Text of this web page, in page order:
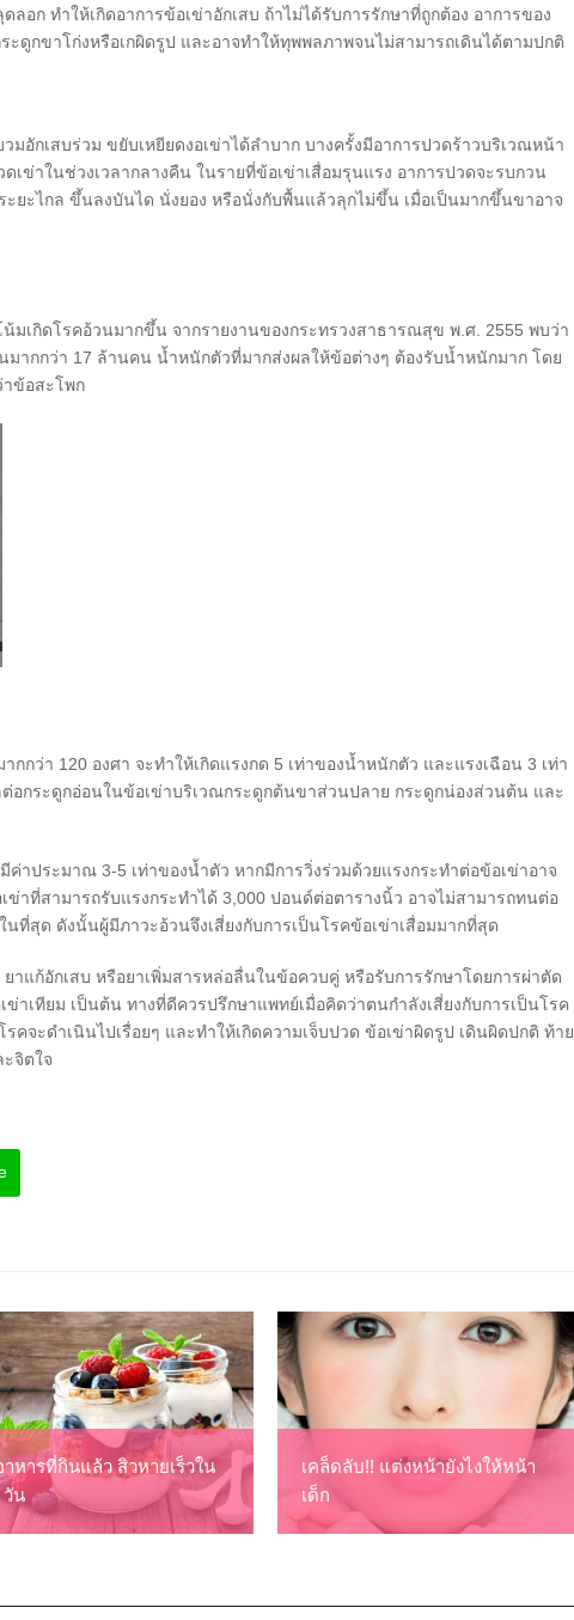
ลอก ทำให้เกิดอาการข้อเข่าอักเสบ ถ้าไม่ได้รับการรักษาที่ถูกต้อง อาการของ
ดูกขาโก่งหรือเกผิดรูป และอาจทำให้ทุพพลภาพจนไม่สามารถเดินได้ตามปกติ
สบร่วม ขยับเหยียดงอเข่าได้ลำบาก บางครั้งมีอาการปวดร้าวบริเวณหน้า
ข่าในช่วงเวลากลางคืน ในรายที่ข้อเข่าเสื่อมรุนแรง อาการปวดจะรบกวน
ยะไกล ขึ้นลงบันได นั่งยอง หรือนั่งกับพื้นแล้วลุกไม่ขึ้น เมื่อเป็นมากขึ้นขาอาจ
เกิดโรคอ้วนมากขึ้น จากรายงานของกระทรวงสาธารณสุข พ.ศ. 2555 พบว่า
ากกว่า 17 ล้านคน น้ำหนักตัวที่มากส่งผลให้ข้อต่างๆ ต้องรับน้ำหนักมาก โดย
าข้อสะโพก
กว่า 120 องศา จะทำให้เกิดแรงกด 5 เท่าของน้ำหนักตัว และแรงเฉือน 3 เท่า
อกระดูกอ่อนในข้อเข่าบริเวณกระดูกต้นขาส่วนปลาย กระดูกน่องส่วนต้น และ
ะมาณ 3-5 เท่าของน้ำตัว หากมีการวิ่งร่วมด้วยแรงกระทำต่อข้อเข่าอาจ
ข่าที่สามารถรับแรงกระทำได้ 3,000 ปอนด์ต่อตารางนิ้ว อาจไม่สามารถทนต่อ
นที่สุด ดังนั้นผู้มีภาวะอ้วนจึงเสี่ยงกับการเป็นโรคข้อเข่าเสื่อมมากที่สุด
อักเสบ หรือยาเพิ่มสารหล่อลื่นในข้อควบคู่ หรือรับการรักษาโดยการผ่าตัด
าเทียม เป็นต้น ทางที่ดีควรปรึกษาแพทย์เมื่อคิดว่าตนกำลังเสี่ยงกับการเป็นโรค
คจะดำเนินไปเรื่อยๆ และทำให้เกิดความเจ็บปวด ข้อเข่าผิดรูป เดินผิดปกติ ท้าย
จิตใจ
าหารที่กินแล้ว สิวหายเร็วใน
วัน
เคล็ดลับ!! แต่งหน้ายังไงให้หน้า
เด็ก